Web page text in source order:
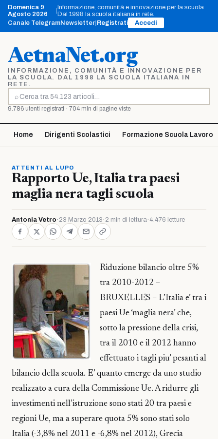
Vai
contenuto
Domenica 9
Agosto 2026
|Informazione, comunità e innovazione per la scuola.
Dal 1998 la scuola italiana in rete.
Canale TelegramNewsletter Registrati Accedi
AetnaNet.org
INFORMAZIONE, COMUNITÀ E INNOVAZIONE PER
LA SCUOLA. DAL 1998 LA SCUOLA ITALIANA IN
RETE.
⌕
Cerca
9.786 utenti registrati · 704 mln di pagine viste
Home Dirigenti Scolastici Formazione Scuola Lavoro
ATTENTI AL LUPO
Rapporto Ue, Italia tra paesi
maglia nera tagli scuola
Antonia Vetro · 23 Marzo 2013 · 2 min di lettura· 4.476 letture
Riduzione bilancio oltre 5%
tra 2010-2012 –
BRUXELLES – L’Italia e’ tra i
paesi Ue ‘maglia nera’ che,
sotto la pressione della crisi,
tra il 2010 e il 2012 hanno
effettuato i tagli piu’ pesanti al
bilancio della scuola. E’ quanto emerge da uno studio
realizzato a cura della Commissione Ue. A ridurre gli
investimenti nell’istruzione sono stati 20 tra paesi e
regioni Ue, ma a superare quota 5% sono stati solo
Italia (-3,8% nel 2011 e -6,8% nel 2012), Grecia